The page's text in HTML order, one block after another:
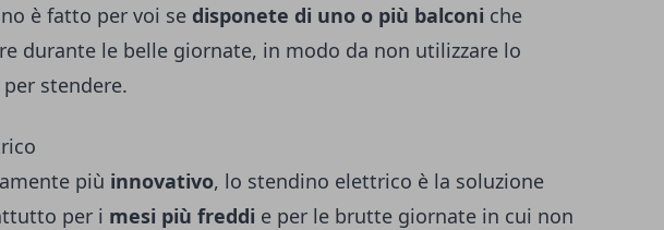
è fatto per voi se disponete di uno o più balconi che
durante le belle giornate, in modo da non utilizzare lo
stendere.
più innovativo, lo stendino elettrico è la soluzione
per i mesi più freddi e per le brutte giornate in cui non